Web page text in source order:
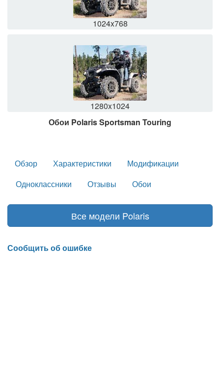
1024x768
1280x1024
Обои Polaris Sportsman Touring
Обзор Характеристики
Модификации
Одноклассники
Отзывы Обои
Все модели Polaris
Сообщить об ошибке